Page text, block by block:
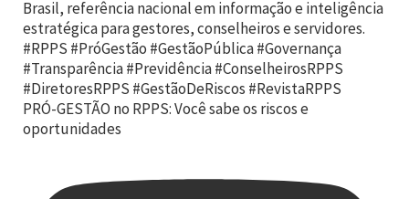
PRÓ-GESTÃO no RPPS: Você sabe os riscos e
oportunidades